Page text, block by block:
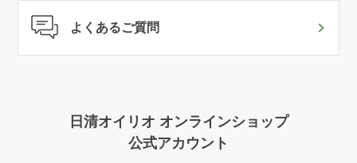
よくあるご質問
日清オイリオ オンラインショップ
公式アカウント